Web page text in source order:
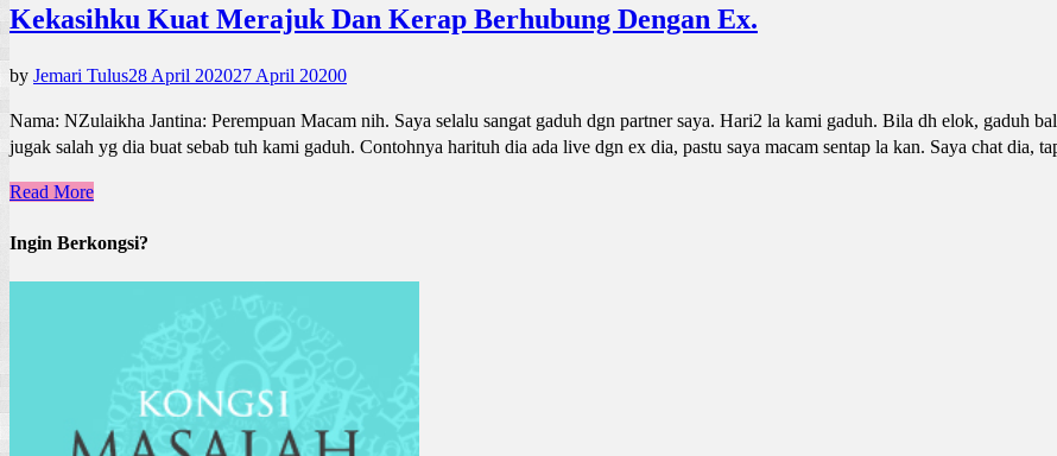
Kekasihku Kuat Merajuk Dan Kerap Berhubung Dengan Ex.
by Jemari Tulus28 April 202027 April 20200
Nama: NZulaikha Jantina: Perempuan Macam nih. Saya selalu sangat gaduh dgn partner saya. Hari2 la kami gaduh. Bila dh elok, gaduh
jugak salah yg dia buat sebab tuh kami gaduh. Contohnya harituh dia ada live dgn ex dia, pastu saya macam sentap la kan. Saya chat dia,
Read More
Ingin Berkongsi?